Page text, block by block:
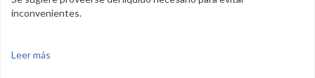
inconvenientes.
Leer más